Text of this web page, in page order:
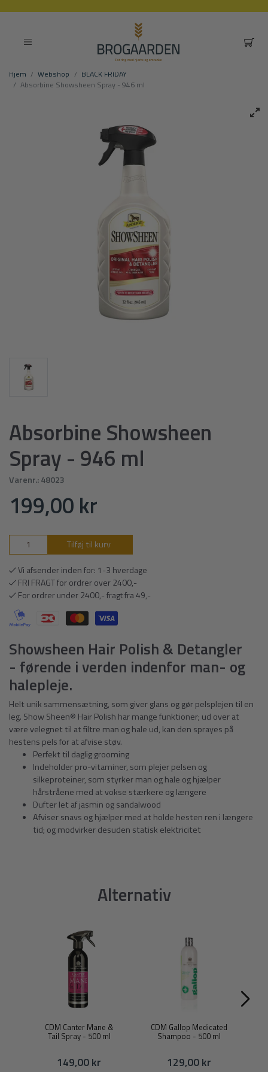
Hjem Webshop
BLACK FRIDAY
Absorbine Showsheen Spray - 946 ml
Absorbine Showsheen
Spray - 946 ml
Varenr.:48023
199,00 kr
Tilføj til kurv
Vi afsender inden for: 1-3 hverdage
FRI FRAGT for ordrer over 2400,-
For ordrer under 2400,- fragt fra 49,-
Showsheen Hair Polish & Detangler
- førende i verden indenfor man- og
halepleje.
Helt unik sammensætning, som giver glans og gør pelsplejen til en
leg. Show Sheen® Hair Polish har mange funktioner; ud over at
være velegnet til at filtre man og hale ud, kan den sprayes på
hestens pels for at afvise støv.
Perfekt til daglig grooming
Indeholder pro-vitaminer, som plejer pelsen og
silkeproteiner, som styrker man og hale og hjælper
hårstråene med at vokse stærkere og længere
Dufter let af jasmin og sandalwood
Afvisersnavs og hjælper med at holde hesten ren i længere
tid; og modvirker desuden statisk elektricitet
Alternativ
CDM Canter Mane &
Tail Spray - 500 ml
149,00 kr
CDM Gallop Medicated
Shampoo - 500 ml
129,00 kr